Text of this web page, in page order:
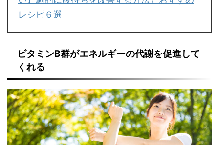
レシピ６選
ビタミンB群がエネルギーの代謝を促進して
くれる